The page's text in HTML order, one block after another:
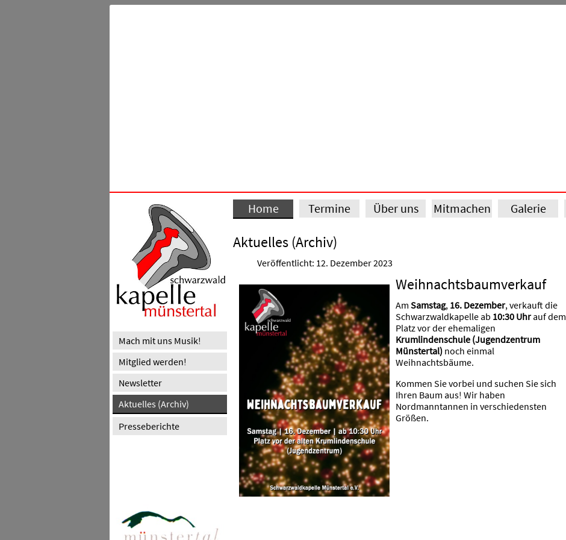
Mach mit uns Musik!
Mitglied werden!
Newsletter
Aktuelles (Archiv)
Presseberichte
Home Termine Über uns Mitmachen Galerie
Aktuelles (Archiv)
Veröffentlicht: 12. Dezember 2023
Weihnachtsbaumverkauf
Am Samstag, 16. Dezember, verkauft die
Schwarzwaldkapelle ab 10:30 Uhrauf dem
Platz vor der ehemaligen
Krumlindenschule (Jugendzentrum
Münstertal) noch einmal
Weihnachtsbäume.
Kommen Sie vorbei und suchen Sie sich
Ihren Baum aus! Wir haben
Nordmanntannen in verschiedensten
Größen.